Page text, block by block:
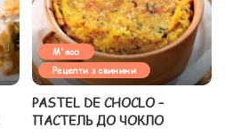
М'ясо
Рецепти з свинини
PASTEL DE CHOCLO –
ПАСТЕЛЬ ДО ЧОКЛО